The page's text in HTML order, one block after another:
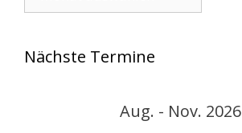
Nächste Termine
Aug. - Nov. 2026